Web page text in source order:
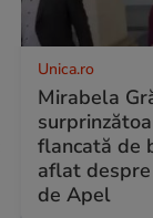
Unica.ro
Mirabela
flancată de
aflat
de Apel